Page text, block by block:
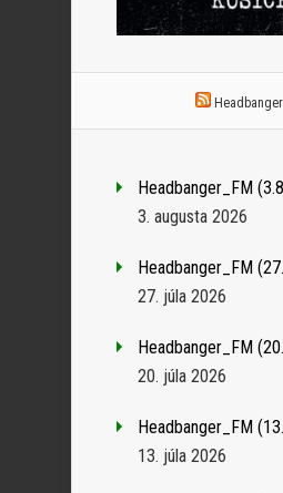
Headbanger_FM
3. augusta 2026
Headbanger_FM
27. júla 2026
Headbanger_FM
20. júla 2026
Headbanger_FM
13. júla 2026